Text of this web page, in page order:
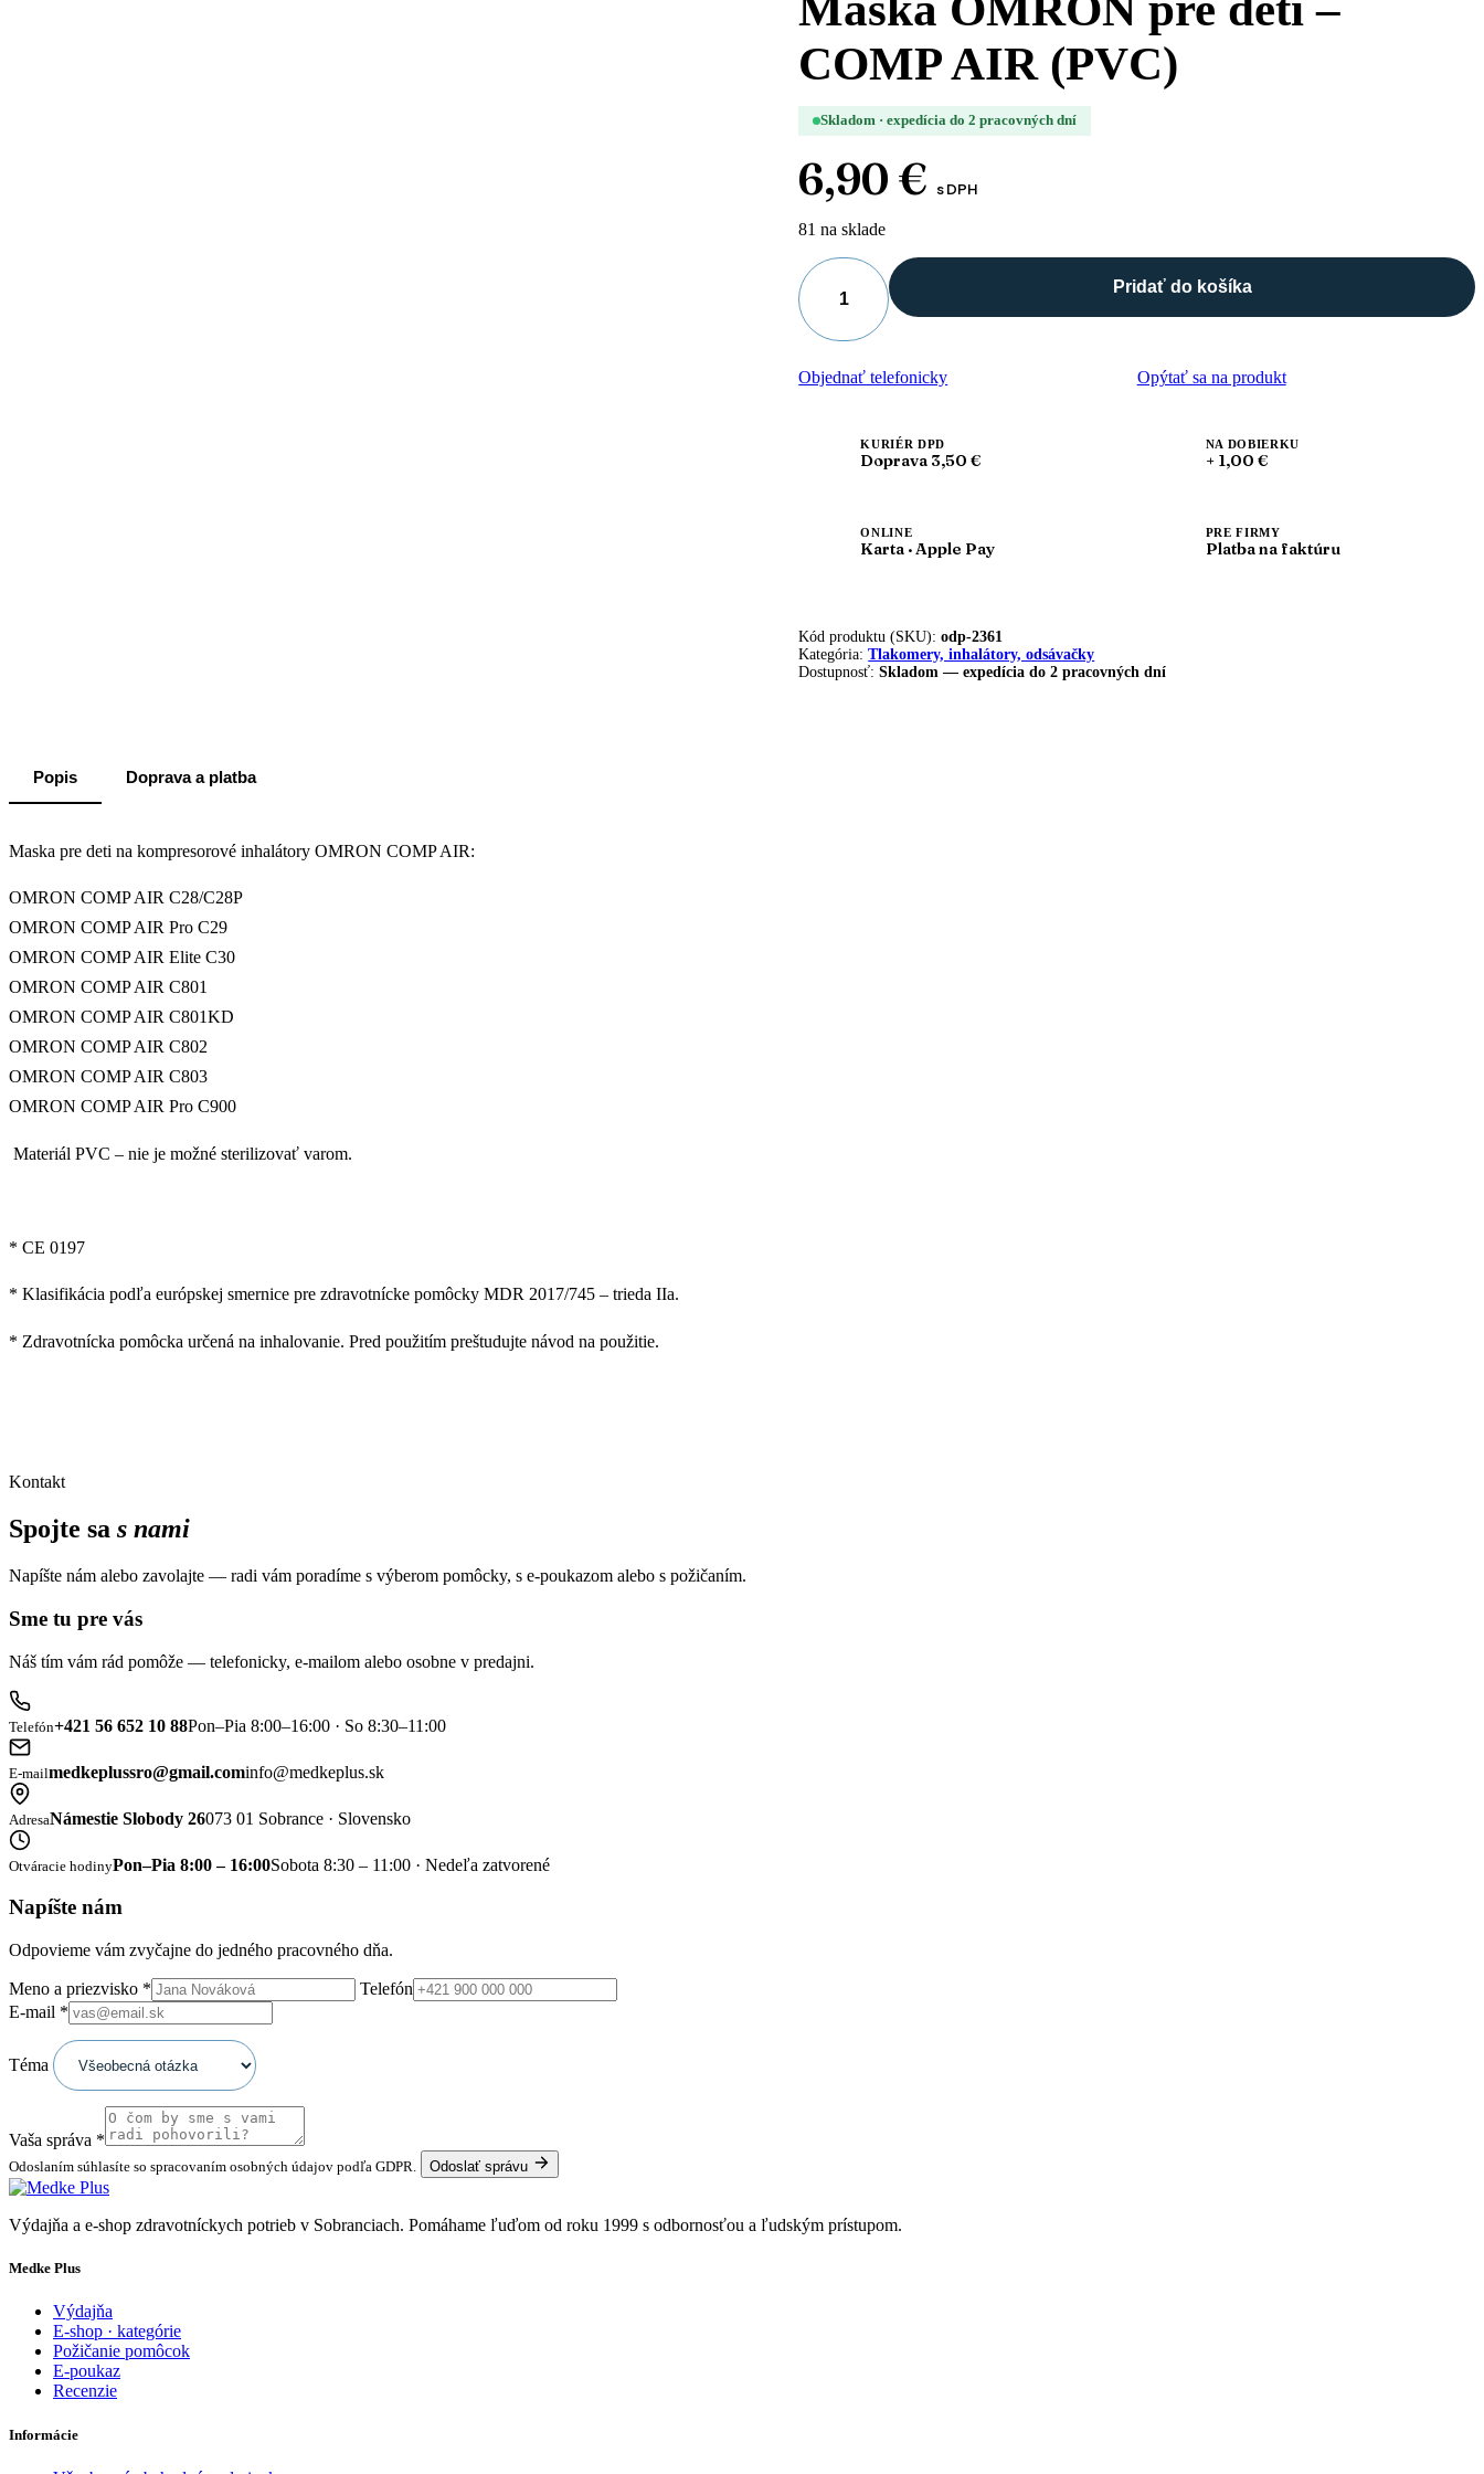
COMP AIR (PVC)
Skladom · expedícia do 2 pracovných dní
6,90 € s DPH
81 na sklade
množstvo
Maska
OMRON
pre
deti
Pridať do košíka
Objednať telefonicky Opýtať sa na produkt
KURIÉR DPD
Doprava 3,50 €
NA DOBIERKU
+ 1,00 €
ONLINE
Karta · Apple Pay
PRE FIRMY
Platba na faktúru
Kód produktu (SKU):odp-2361
Kategória:Tlakomery, inhalátory, odsávačky
Dostupnosť:Skladom — expedícia do 2 pracovných dní
Popis Doprava a platba
Maska pre deti na kompresorové inhalátory OMRON COMP AIR:
OMRON COMP AIR C28/C28P
OMRON COMP AIR Pro C29
OMRON COMP AIR Elite C30
OMRON COMP AIR C801
OMRON COMP AIR C801KD
OMRON COMP AIR C802
OMRON COMP AIR C803
OMRON COMP AIR Pro C900
Materiál PVC – nie je možné sterilizovať varom.
* CE 0197
* Klasifikácia podľa európskej smernice pre zdravotnícke pomôcky MDR 2017/745 – trieda IIa.
* Zdravotnícka pomôcka určená na inhalovanie. Pred použitím preštudujte návod na použitie.
Kontakt
Spojte sa s nami
Napíšte nám alebo zavolajte — radi vám poradíme s výberom pomôcky, s e-poukazom alebo s požičaním.
Sme tu pre vás
Náš tím vám rád pomôže — telefonicky, e-mailom alebo osobne v predajni.
Telefón+421 56 652 10 88Pon–Pia 8:00–16:00 · So 8:30–11:00
E-mailmedkeplussro@gmail.cominfo@medkeplus.sk
AdresaNámestie Slobody 26073 01 Sobrance · Slovensko
Otváracie hodinyPon–Pia 8:00 – 16:00Sobota 8:30 – 11:00 · Nedeľa zatvorené
Napíšte nám
Odpovieme vám zvyčajne do jedného pracovného dňa.
Meno a priezvisko *
Telefón
E-mail *
Téma
Vaša správa *
Odoslaním súhlasíte so spracovaním osobných údajov podľa GDPR. Odoslať správu
Výdajňa a e-shop zdravotníckych potrieb v Sobranciach. Pomáhame ľuďom od roku 1999 s odbornosťou a ľudským prístupom.
Medke Plus
Výdajňa
E-shop · kategórie
Požičanie pomôcok
E-poukaz
Recenzie
Informácie